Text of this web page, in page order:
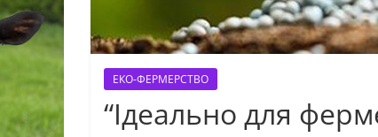
ЕКО-ФЕРМЕРСТВО
“Ідеально для